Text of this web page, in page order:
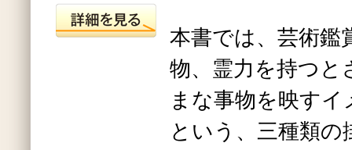
本書では、芸術鑑
物、霊力を持つと
まな事物を映す
という、三種類